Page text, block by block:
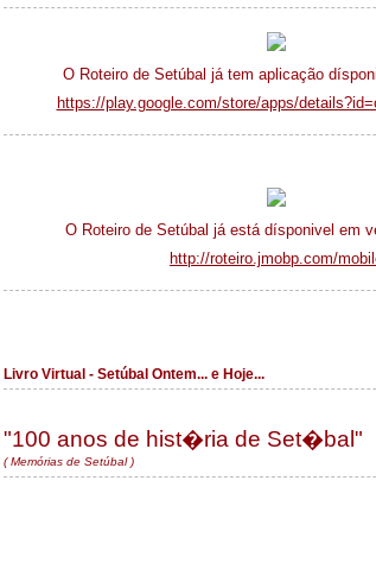
O Roteiro de Setúbal já tem aplicação
https://play.google.com/store/apps/
O Roteiro de Setúbal já está dísponivel em
http://roteiro.jmobp.com/
Livro Virtual - Setúbal Ontem... e Hoje...
"100 anos de hist�ria de Set�bal"
( Memórias de Setúbal )